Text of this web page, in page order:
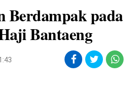
Berdampak pada
Bantaeng